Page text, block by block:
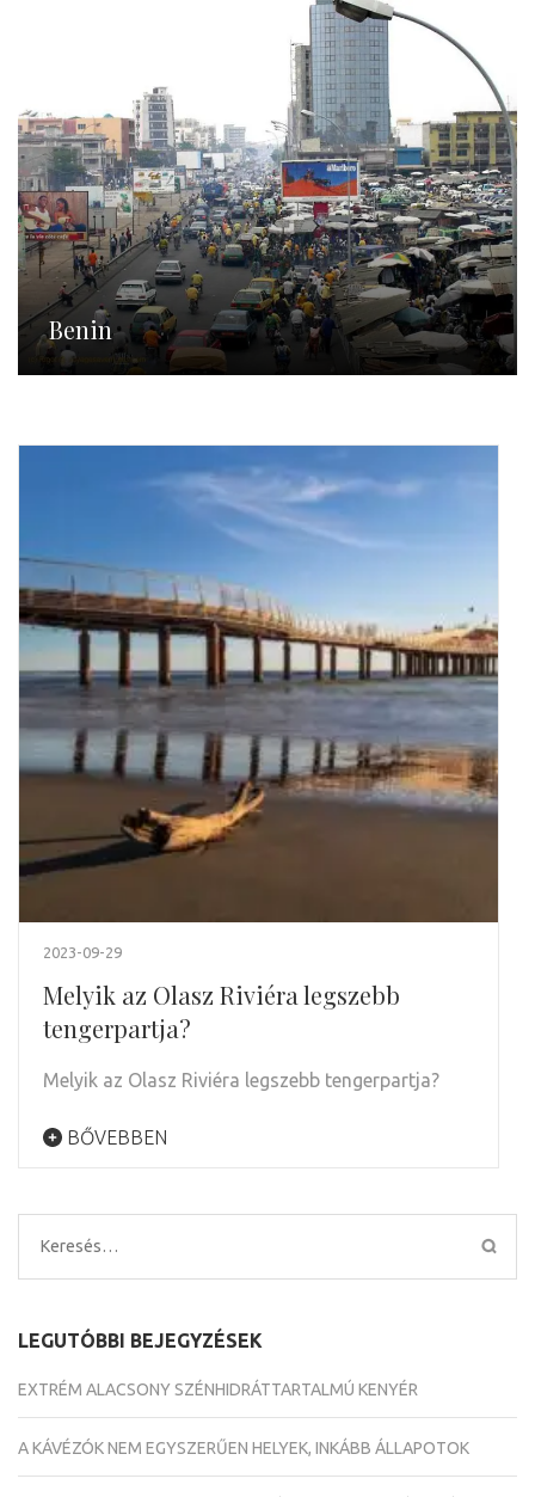
Benin
2023-09-29
Melyik az Olasz Riviéra legszebb
tengerpartja?
Melyik az Olasz Riviéra legszebb tengerpartja?
BŐVEBBEN
Keresés:
LEGUTÓBBI BEJEGYZÉSEK
EXTRÉM ALACSONY SZÉNHIDRÁTTARTALMÚ KENYÉR
A KÁVÉZÓK NEM EGYSZERŰEN HELYEK, INKÁBB ÁLLAPOTOK